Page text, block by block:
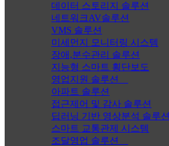
데이터 스토리지 솔루션
네트워크AV솔루션
VMS 솔루션
미세먼지 모니터링 시스템
장애,분수관리 솔루션
지능형 스마트 횡단보도
영업지원 솔루션
아파트 솔루션
접근제어 및 감사 솔루션
딥러닝 기반 영상분석 솔루션
스마트 교통관제 시스템
조달영업 솔루션